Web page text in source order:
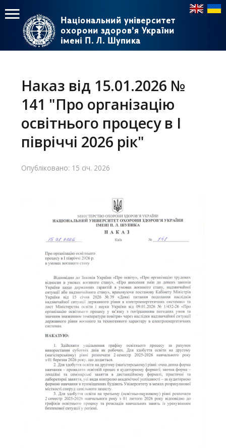
Головнеменю
Навчання
Структура
Пошук
Національний університет
охорони здоров’я України
імені П. Л. Шупика
Наказ від 15.01.2026 №
141 "Про організацію
освітнього процесу в І
півріччі 2026 рік"
Опубліковано: 15 січ. 2026
Пошук
Національний університет
охорони здоров’я України
імені П. Л. Шупика